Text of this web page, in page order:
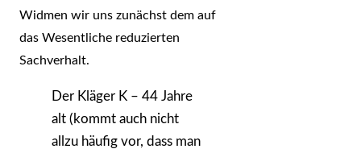
Widmen wir uns zunächst dem auf
das Wesentliche reduzierten
Sachverhalt.
Der Kläger K – 44 Jahre
alt (kommt auch nicht
allzu häufig vor, dass man